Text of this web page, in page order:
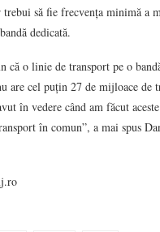
trebui să fie frecvența minimă a
dedicată.
că o linie de transport pe o
are cel puțin 27 de mijloace de
în vedere când am făcut
în comun”, a mai spus